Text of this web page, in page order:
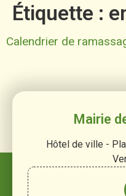
Étiquette :
Calendrier de
Mairie
Hôtel de ville -